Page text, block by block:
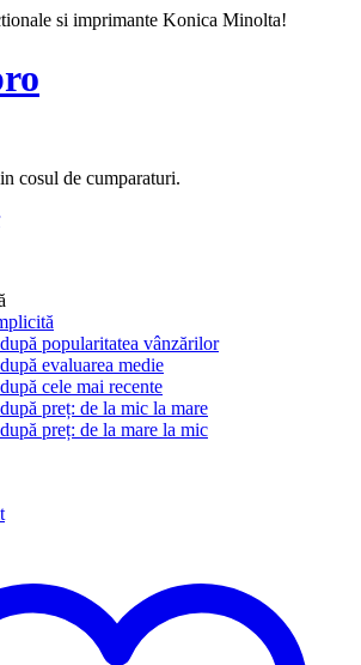
si imprimante Konica Minolta!
cosul de cumparaturi.
popularitatea vânzărilor
evaluarea medie
cele mai recente
preț: de la mic la mare
preț: de la mare la mic